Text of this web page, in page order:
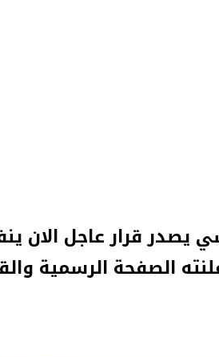
يصدر قرار عاجل الان
الصفحة الرسمية